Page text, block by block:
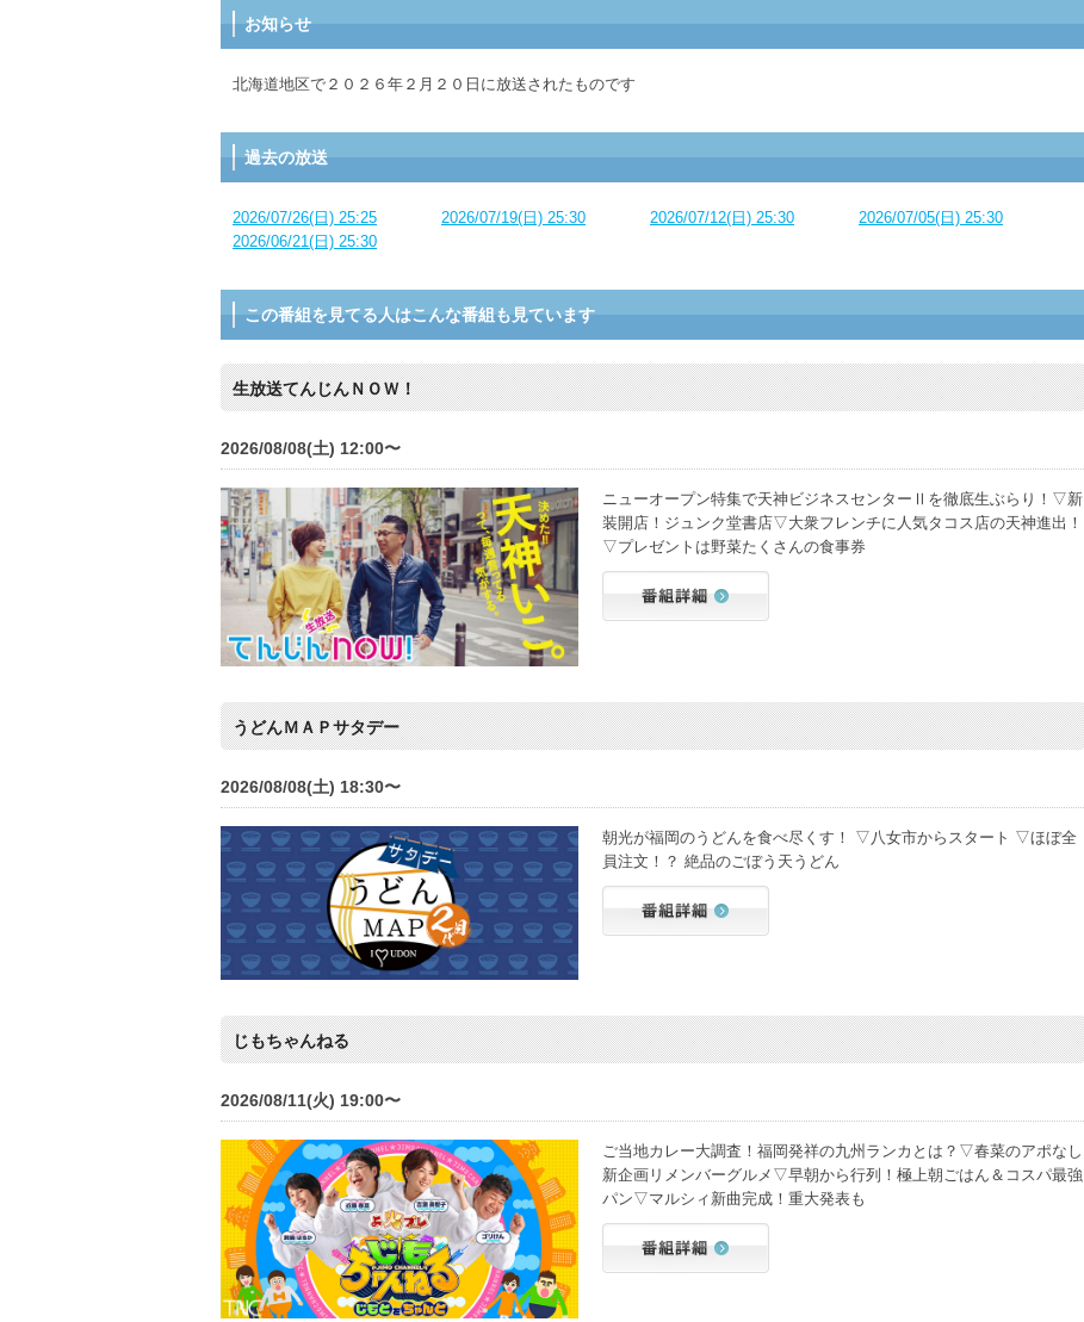
お知らせ
北海道地区で２０２６年２月２０日に放送されたものです
過去の放送
2026/07/26(日) 25:25 2026/07/19(日) 25:30 2026/07/12(日) 25:30
2026/07/05(日) 25:30
2026/06/21(日) 25:30
この番組を見てる人はこんな番組も見ています
生放送てんじんＮＯＷ！
2026/08/08(土) 12:00〜
ニューオープン特集で天神ビジネスセンターⅡを徹底生ぶらり！▽新
装開店！ジュンク堂書店▽大衆フレンチに人気タコス店の天神進出！
▽プレゼントは野菜たくさんの食事券
うどんＭＡＰサタデー
2026/08/08(土) 18:30〜
朝光が福岡のうどんを食べ尽くす！ ▽八女市からスタート ▽ほぼ全
員注文！？ 絶品のごぼう天うどん
じもちゃんねる
2026/08/11(火) 19:00〜
ご当地カレー大調査！福岡発祥の九州ランカとは？▽春菜のアポなし
新企画リメンバーグルメ▽早朝から行列！極上朝ごはん＆コスパ最強
パン▽マルシィ新曲完成！重大発表も